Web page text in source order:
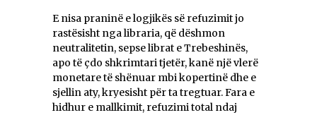
E nisa praninë e logjikës së refuzimit jo
rastësisht nga libraria, që dëshmon
neutralitetin, sepse librat e Trebeshinës,
apo të çdo shkrimtari tjetër, kanë një vlerë
monetare të shënuar mbi kopertinë dhe e
sjellin aty, kryesisht për ta tregtuar. Fara e
hidhur e mallkimit, refuzimi total ndaj